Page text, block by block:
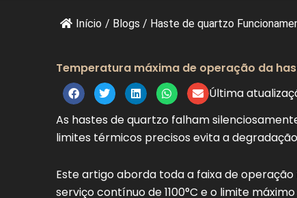
Início / Blogs / Haste de quartzo
Temperatura máxima de operação da
Última
As hastes de quartzo falham
limites térmicos precisos evita a
Este artigo aborda toda a faixa de
serviço contínuo de 1100°C e o limite